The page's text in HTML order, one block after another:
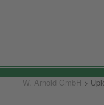
Elektronische
Bauelemente
W. Arnold GmbH >